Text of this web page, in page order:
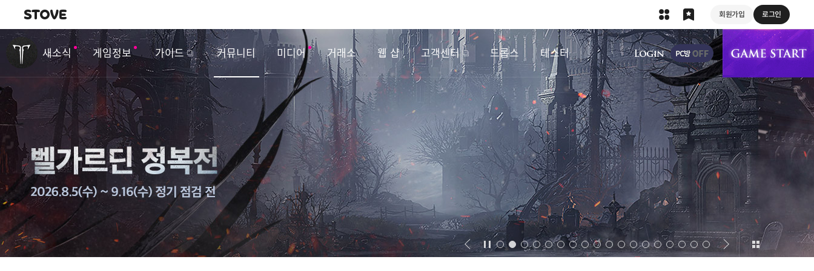
회원가입 로그인
내비게이션
새소식 게임정보 가이드 커뮤니티 미디어 거래소 웹 샵 고객센터 드롭스 테스터
상단 메뉴
이
&
업
데
이
트